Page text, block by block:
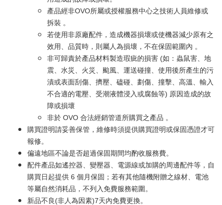
產品經非OVO所屬或授權服務中心之技術人員維修或
拆裝 。
若使用非原廠配件，造成機器損壞或使機器減少原有之
效用、品質時，則屬人為損壞，不在保固範圍內 。
非可歸責於產品材料製造瑕疵的損害 (如：蟲鼠害、地
震、水災、火災、颱風、運送碰撞、使用後所產生的污
漬或表面刮傷、擠壓、磕碰、劃傷、撞擊、高溫、輸入
不合適的電壓、受潮液體浸入或腐蝕等) 原因造成的故
障或損壞
非於 OVO 合法經銷管道所購買之產品 。
購買證明請妥善保管，維修時須提供購買證明或保固憑證才可
報修。
偏遠地區不論是否超過保固期間均酌收服務費。
配件產品如遙控器、變壓器、電源線或加購的周邊配件等，自
購買日起提供 6 個月保固；若有其他隨機附贈之線材、電池
等屬自然消耗品，不列入免費服務範圍。
新品不良(非人為因素)7天內免費更換。